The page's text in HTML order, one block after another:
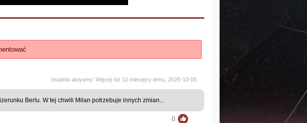
ostatnio aktywny: Więcej niż 10 miesięcy temu, 2025-10-05
Berlu. W tej chwili Milan potrzebuje innych zmian...
0